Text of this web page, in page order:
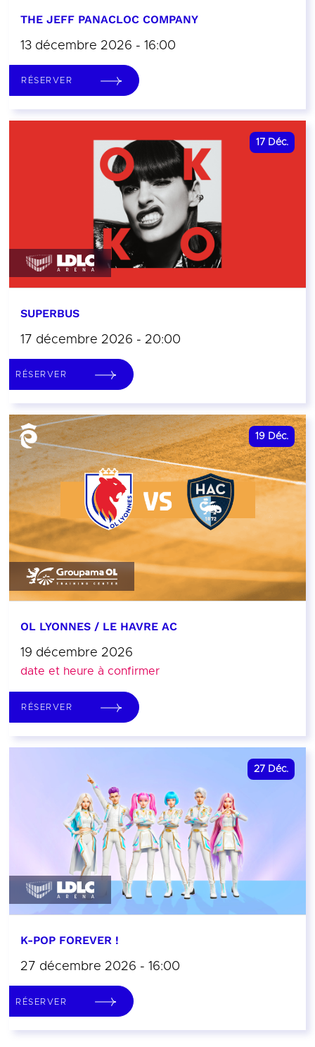
THE JEFF PANACLOC COMPANY
13 décembre 2026 - 16:00
RÉSERVER
17 Déc.
SUPERBUS
17 décembre 2026 - 20:00
RÉSERVER
19 Déc.
OL LYONNES / LE HAVRE AC
19 décembre 2026
date et heure à confirmer
RÉSERVER
27 Déc.
K-POP FOREVER !
27 décembre 2026 - 16:00
RÉSERVER